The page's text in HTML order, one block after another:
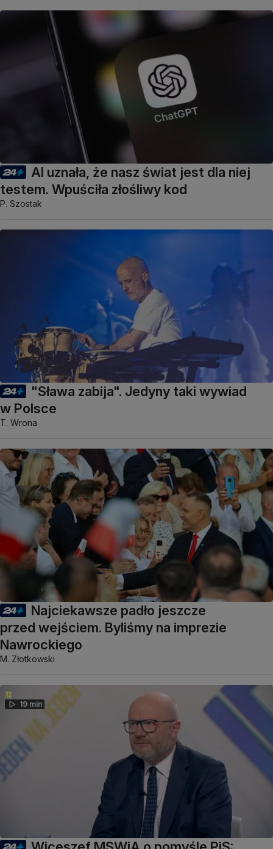
AI uznała, że nasz świat jest dla niej
testem. Wpuściła złośliwy kod
P. Szostak
"Sława zabija". Jedyny taki wywiad
w Polsce
T. Wrona
Najciekawsze padło jeszcze
przed wejściem. Byliśmy na imprezie
Nawrockiego
M. Złotkowski
19 min